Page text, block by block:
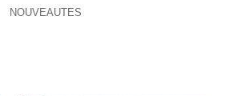
NOUVEAUTES